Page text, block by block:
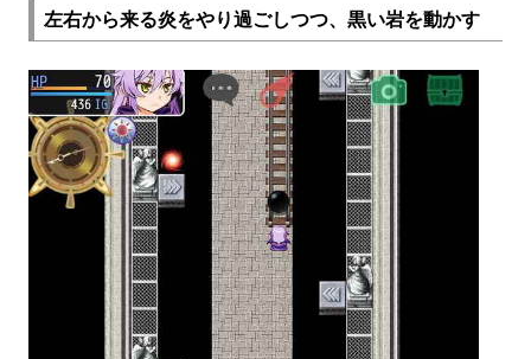
左右から来る炎をやり過ごしつつ、黒い岩を動かす